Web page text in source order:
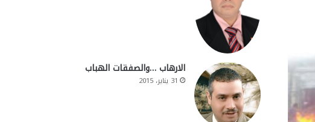
الارهاب …والصفقات الهباب
31 يناير، 2015